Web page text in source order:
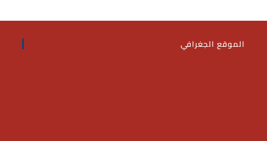
الموقع الجغرافي